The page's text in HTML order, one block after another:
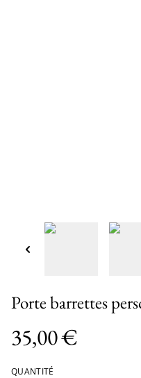
Porte barrettes
35,00 €
QUANTITÉ